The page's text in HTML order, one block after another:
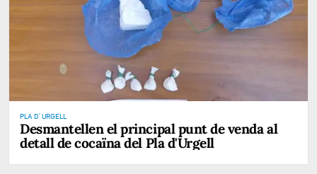
PLA D' URGELL
Desmantellen el principal punt de venda al
detall de cocaïna del Pla d'Urgell